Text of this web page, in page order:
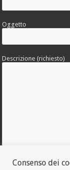
Oggetto
Descrizione (richiesto)
Allega una foto
Consenso dei